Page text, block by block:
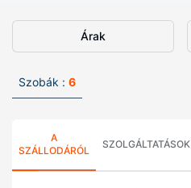
Árak
Szobák : 6
A
SZÁLLODÁRÓL
SZOLGÁLTATÁSOK